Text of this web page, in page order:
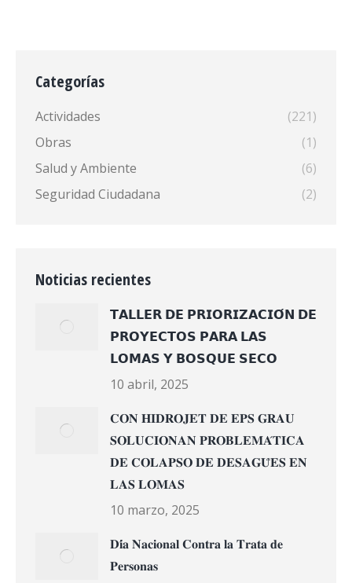
Categorías
Actividades
(221)
Obras
(1)
Salud y Ambiente
(6)
Seguridad Ciudadana
(2)
Noticias recientes
𝗧𝗔𝗟𝗟𝗘𝗥 𝗗𝗘 𝗣𝗥𝗜𝗢𝗥𝗜𝗭𝗔𝗖𝗜𝗢́𝗡 𝗗𝗘
𝗣𝗥𝗢𝗬𝗘𝗖𝗧𝗢𝗦 𝗣𝗔𝗥𝗔 𝗟𝗔𝗦
𝗟𝗢𝗠𝗔𝗦 𝗬 𝗕𝗢𝗦𝗤𝗨𝗘 𝗦𝗘𝗖𝗢
10 abril, 2025
𝐂𝐎𝐍 𝐇𝐈𝐃𝐑𝐎𝐉𝐄𝐓 𝐃𝐄 𝐄𝐏𝐒 𝐆𝐑𝐀𝐔
𝐒𝐎𝐋𝐔𝐂𝐈𝐎𝐍𝐀𝐍 𝐏𝐑𝐎𝐁𝐋𝐄𝐌𝐀́𝐓𝐈𝐂𝐀
𝐃𝐄 𝐂𝐎𝐋𝐀𝐏𝐒𝐎 𝐃𝐄 𝐃𝐄𝐒𝐀𝐆𝐔̈𝐄𝐒 𝐄𝐍
𝐋𝐀𝐒 𝐋𝐎𝐌𝐀𝐒
10 marzo, 2025
𝐃𝐢́𝐚 𝐍𝐚𝐜𝐢𝐨𝐧𝐚𝐥 𝐂𝐨𝐧𝐭𝐫𝐚 𝐥𝐚 𝐓𝐫𝐚𝐭𝐚 𝐝𝐞
𝐏𝐞𝐫𝐬𝐨𝐧𝐚𝐬